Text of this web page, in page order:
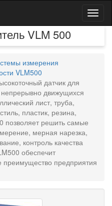
VLM 500
измерения
VLM500
датчик для
движущихся
лист, труба,
пластик, резина,
позволяет решить самые
мерная нарезка,
контроль качества
обеспечит
преимущество предприятия